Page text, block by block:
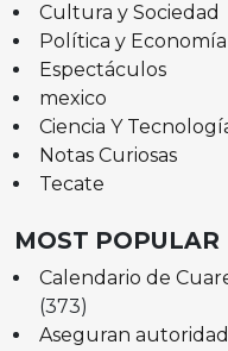
Cultura y Sociedad
Política y Economía
Espectáculos
mexico
Ciencia Y
Notas Curiosas
Tecate
MOST POPULAR
Calendario de
(373)
Aseguran